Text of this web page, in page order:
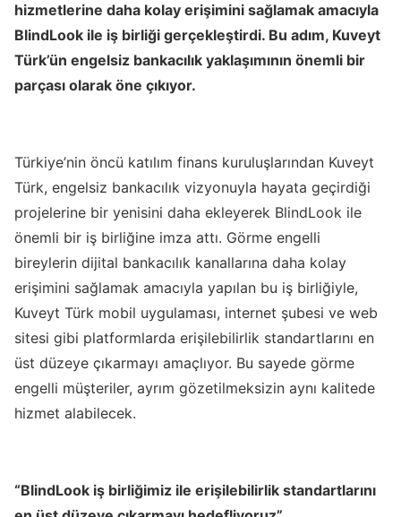
hizmetlerine daha kolay erişimini sağlamak amacıyla
BlindLook ile iş birliği gerçekleştirdi. Bu adım, Kuveyt
Türk’ün engelsiz bankacılık yaklaşımının önemli bir
parçası olarak öne çıkıyor.
Türkiye’nin öncü katılım finans kuruluşlarından Kuveyt
Türk, engelsiz bankacılık vizyonuyla hayata geçirdiği
projelerine bir yenisini daha ekleyerek BlindLook ile
önemli bir iş birliğine imza attı. Görme engelli
bireylerin dijital bankacılık kanallarına daha kolay
erişimini sağlamak amacıyla yapılan bu iş birliğiyle,
Kuveyt Türk mobil uygulaması, internet şubesi ve web
sitesi gibi platformlarda erişilebilirlik standartlarını en
üst düzeye çıkarmayı amaçlıyor. Bu sayede görme
engelli müşteriler, ayrım gözetilmeksizin aynı kalitede
hizmet alabilecek.
“BlindLook iş birliğimiz ile erişilebilirlik standartlarını